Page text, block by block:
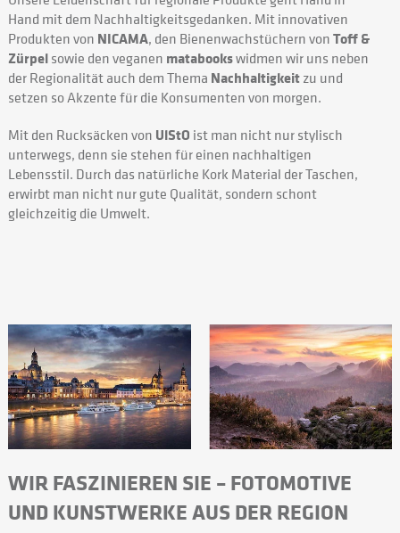
Hand mit dem Nachhaltigkeitsgedanken. Mit innovativen
Produkten von NICAMA, den Bienenwachstüchern vonToff &
Zürpelsowie den veganen matabookswidmen wir uns neben
der Regionalität auch dem Thema Nachhaltigkeitzu und
setzen so Akzente für die Konsumenten von morgen.
Mit den Rucksäcken von UlStO ist man nicht nur stylisch
unterwegs, denn sie stehen für einen nachhaltigen
Lebensstil. Durch das natürliche Kork Material der Taschen,
erwirbt man nicht nur gute Qualität, sondern schont
gleichzeitig die Umwelt.
WIR FASZINIEREN SIE – FOTOMOTIVE
UND KUNSTWERKE AUS DER REGION